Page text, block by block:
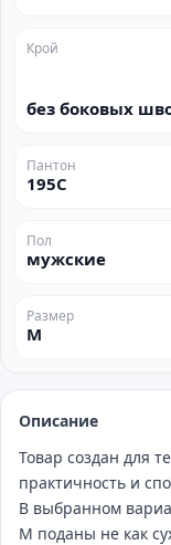
Крой
без боковых
Пантон
195C
Пол
мужские
Размер
M
Описание
Товар создан для
практичность и
В выбранном
M поданы не как